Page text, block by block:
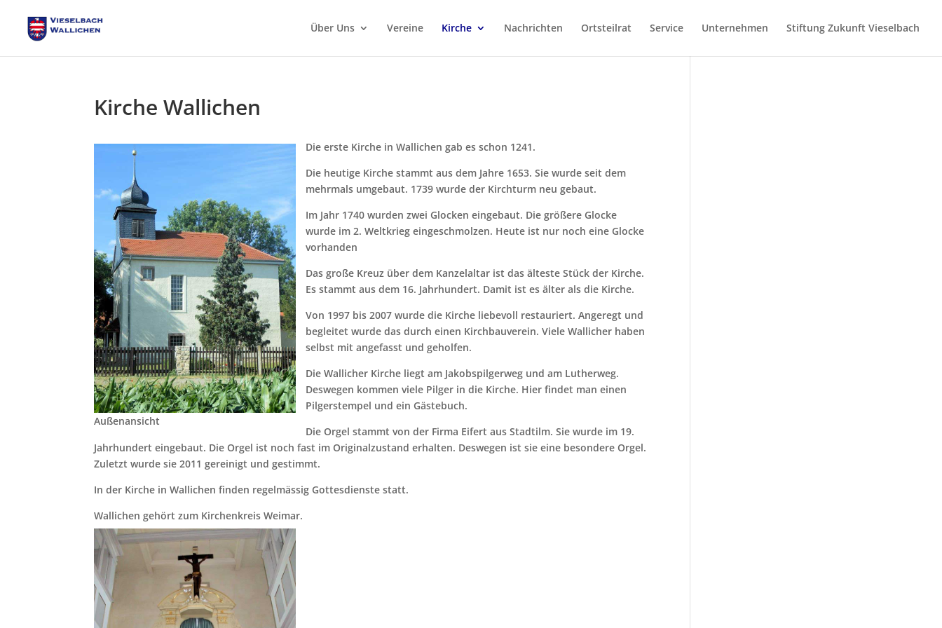
Über Uns Vereine Kirche Nachrichten Ortsteilrat Service Unternehmen Stiftung Zukunft Vieselbach
Kirche Wallichen
Kirche
Wallichen
Außenansicht
Die erste Kirche in Wallichen gab es schon 1241.
Die heutige Kirche stammt aus dem Jahre 1653. Sie wurde seit dem
mehrmals umgebaut. 1739 wurde der Kirchturm neu gebaut.
Im Jahr 1740 wurden zwei Glocken eingebaut. Die größere Glocke
wurde im 2. Weltkrieg eingeschmolzen. Heute ist nur noch eine Glocke
vorhanden
Das große Kreuz über dem Kanzelaltar ist das älteste Stück der Kirche.
Es stammt aus dem 16. Jahrhundert. Damit ist es älter als die Kirche.
Von 1997 bis 2007 wurde die Kirche liebevoll restauriert. Angeregt und
begleitet wurde das durch einen Kirchbauverein. Viele Wallicher haben
selbst mit angefasst und geholfen.
Die Wallicher Kirche liegt am Jakobspilgerweg und am Lutherweg.
Deswegen kommen viele Pilger in die Kirche. Hier findet man einen
Pilgerstempel und ein Gästebuch.
Die Orgel stammt von der Firma Eifert aus Stadtilm. Sie wurde im 19.
Jahrhundert eingebaut. Die Orgel ist noch fast im Originalzustand erhalten. Deswegen ist sie eine besondere Orgel.
Zuletzt wurde sie 2011 gereinigt und gestimmt.
In der Kirche in Wallichen finden regelmässig Gottesdienste statt.
Wallichen gehört zum Kirchenkreis Weimar.